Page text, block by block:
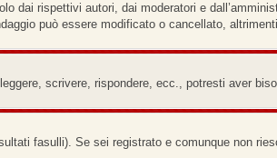
dai rispettivi autori, dai moderatori e
può essere modificato o cancellato,
scrivere, rispondere, ecc., potresti aver
fasulli). Se sei registrato e comunque non